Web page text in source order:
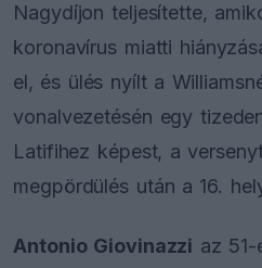
Nagydíjon teljesítette,
koronavírus miatti
el, és ülés nyílt a
vonalvezetésén egy
Latifihez képest, a
megpördülés után a 16.
Antonio Giovinazzi az 51-